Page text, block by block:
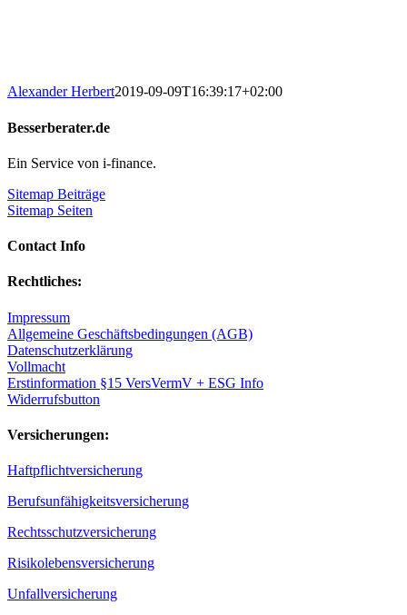
Alexander Herbert2019-09-09T16:39:17+02:00
Besserberater.de
Ein Service von i-finance.
Sitemap Beiträge
Sitemap Seiten
Contact Info
Rechtliches:
Impressum
Allgemeine Geschäftsbedingungen (AGB)
Datenschutzerklärung
Vollmacht
Erstinformation §15 VersVermV + ESG Info
Widerrufsbutton
Versicherungen:
Haftpflichtversicherung
Berufsunfähigkeitsversicherung
Rechtsschutzversicherung
Risikolebensversicherung
Unfallversicherung